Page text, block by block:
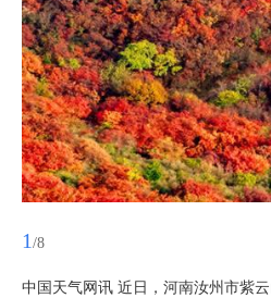
1 /8
中国天气网讯 近日，河南汝州市紫